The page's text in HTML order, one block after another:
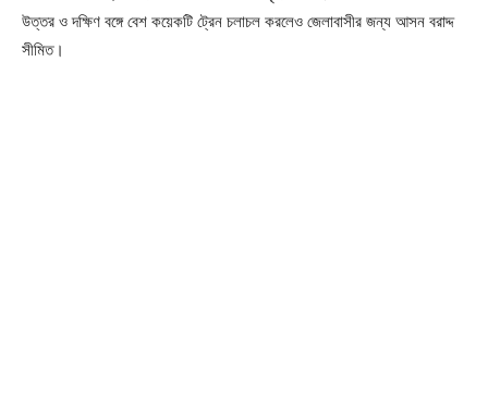
উত্তর ও দক্ষিণ বঙ্গে বেশ কয়েকটি ট্রেন চলাচল করলেও জেলাবাসীর জন্য আসন বরাদ্দ
সীমিত।